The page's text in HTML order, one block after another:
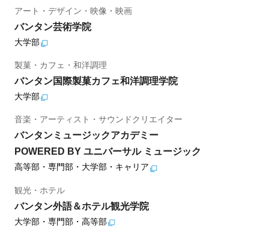
アート・デザイン・映像・映画
バンタン芸術学院
大学部
製菓・カフェ・和洋調理
バンタン国際製菓カフェ和洋調理学院
大学部
音楽・アーティスト・サウンドクリエイター
バンタンミュージックアカデミー
POWERED BY ユニバーサル ミュージック
高等部・専門部・大学部・キャリア
観光・ホテル
バンタン外語＆ホテル観光学院
大学部・専門部・高等部